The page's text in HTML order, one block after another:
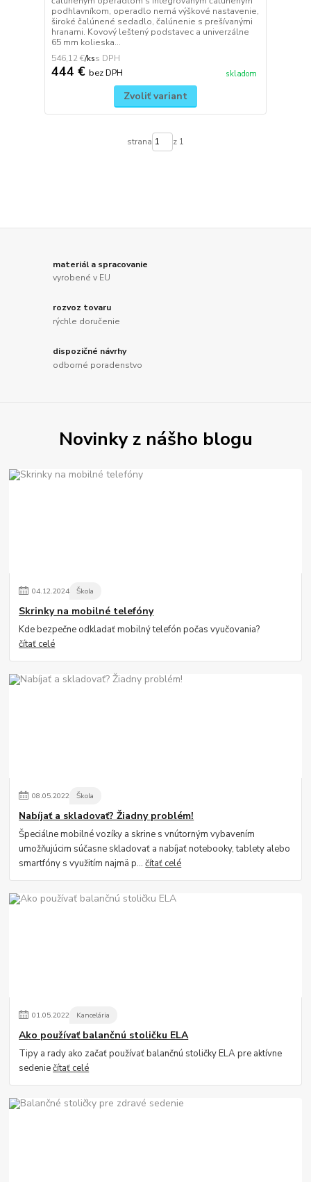
podhlavníkom, operadlo nemá výškové nastavenie,
široké čalúnené sedadlo, čalúnenie s prešívanými
hranami. Kovový leštený podstavec a univerzálne
65 mm kolieska...
546,12 €/ks
444 € bez DPH skladom
Zvoliť variant
strana z 1
materiál a spracovanie
vyrobené v EU
rozvoz tovaru
rýchle doručenie
dispozičné návrhy
odborné poradenstvo
Novinky z nášho blogu
04.12.2024 Škola
Skrinky na mobilné telefóny
Kde bezpečne odkladať mobilný telefón počas vyučovania?
čítať celé
08.05.2022 Škola
Nabíjať a skladovať? Žiadny problém!
Špeciálne mobilné vozíky a skrine s vnútorným vybavením
umožňujúcim súčasne skladovať a nabíjať notebooky, tablety alebo
smartfóny s využitím najmä p...čítať celé
01.05.2022 Kancelária
Ako používať balančnú stoličku ELA
Tipy a rady ako začať používať balančnú stoličky ELA pre aktívne
sedeniečítať celé